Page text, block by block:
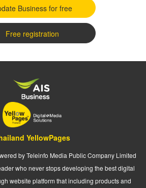
Business for free
Free registration
YellowPages
by Teleinfo Media Public Company Limited
who never stops developing the best digital
website platform that including products and